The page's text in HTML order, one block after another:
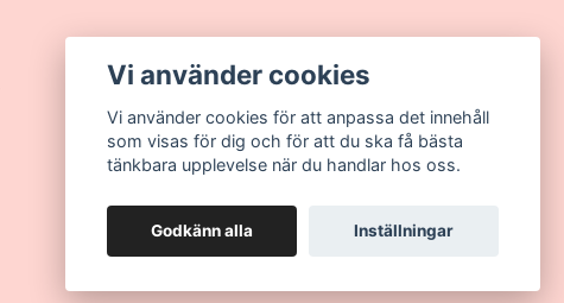
Vi använder cookies
Vi använder cookies för att anpassa det innehåll
som visas för dig och för att du ska få bästa
tänkbara upplevelse när du handlar hos oss.
Godkänn alla Inställningar